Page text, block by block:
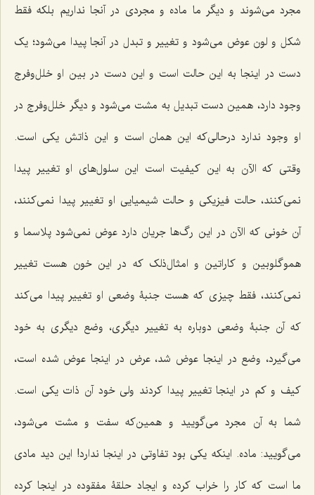
مجرد مى‌شوند و دیگر ما ماده و مجردى در آنجا نداریم بلکه فقط
شکل و لون عوض مى‌شود و تغییر و تبدل در آنجا پیدا مى‌شود؛ یک
دست در اینجا به این حالت است و این دست در بین او خلل‌وفرج
وجود دارد، همین دست تبدیل به مشت مى‌شود و دیگر خلل‌وفرج در
او وجود ندارد درحالی‌که این همان است و این ذاتش یکى است.
وقتى که الآن به این کیفیت است این سلول‌هاى او تغییر پیدا
نمى‌کنند، حالت فیزیکى و حالت شیمیایى او تغییر پیدا نمى‌کنند،
آن خونى که الآن در این رگ‌ها جریان دارد عوض نمى‌شود پلاسما و
هموگلوبین و کاراتین و امثال‌ذلک که در این خون هست تغییر
نمى‌کنند، فقط چیزى که هست جنبۀ وضعى او تغییر پیدا مى‌کند
که آن جنبۀ وضعى دوباره به تغییر دیگری، وضع دیگرى به خود
مى‌گیرد، وضع در اینجا عوض شد، عرض در اینجا عوض شده است،
کیف و کم در اینجا تغییر پیدا کردند ولى خود آن ذات یکى است.
شما به آن مجرد مى‌گویید و همین‌که سفت و مشت مى‌شود،
مى‌گویید: ماده. اینکه یکى بود تفاوتى در اینجا ندارد! این دید مادى
ما است که کار را خراب کرده و ایجاد حلقۀ مفقوده در اینجا کرده